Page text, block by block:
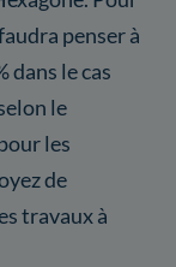
penser à
dans le cas
le
les
de
travaux à